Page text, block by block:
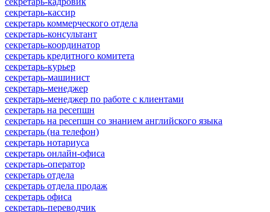
секретарь-кассир
секретарь коммерческого отдела
секретарь-консультант
секретарь-координатор
секретарь кредитного комитета
секретарь-курьер
секретарь-машинист
секретарь-менеджер
секретарь-менеджер по работе с клиентами
секретарь на ресепшн
секретарь на ресепшн со знанием английского языка
секретарь (на телефон)
секретарь нотариуса
секретарь онлайн-офиса
секретарь-оператор
секретарь отдела
секретарь отдела продаж
секретарь офиса
секретарь-переводчик